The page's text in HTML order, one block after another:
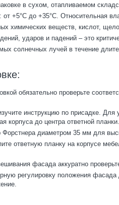
в сухом, отапливаемом
+5°C до +35°C. Относительная
химических веществ, кислот,
ударов и падений – это
солнечных лучей в течение
обязательно проверьте
инструкцию по присадке.
корпуса до центра ответной планки.
диаметром 35 мм для
ответную планку на корпусе
фасада аккуратно
регулировку положения